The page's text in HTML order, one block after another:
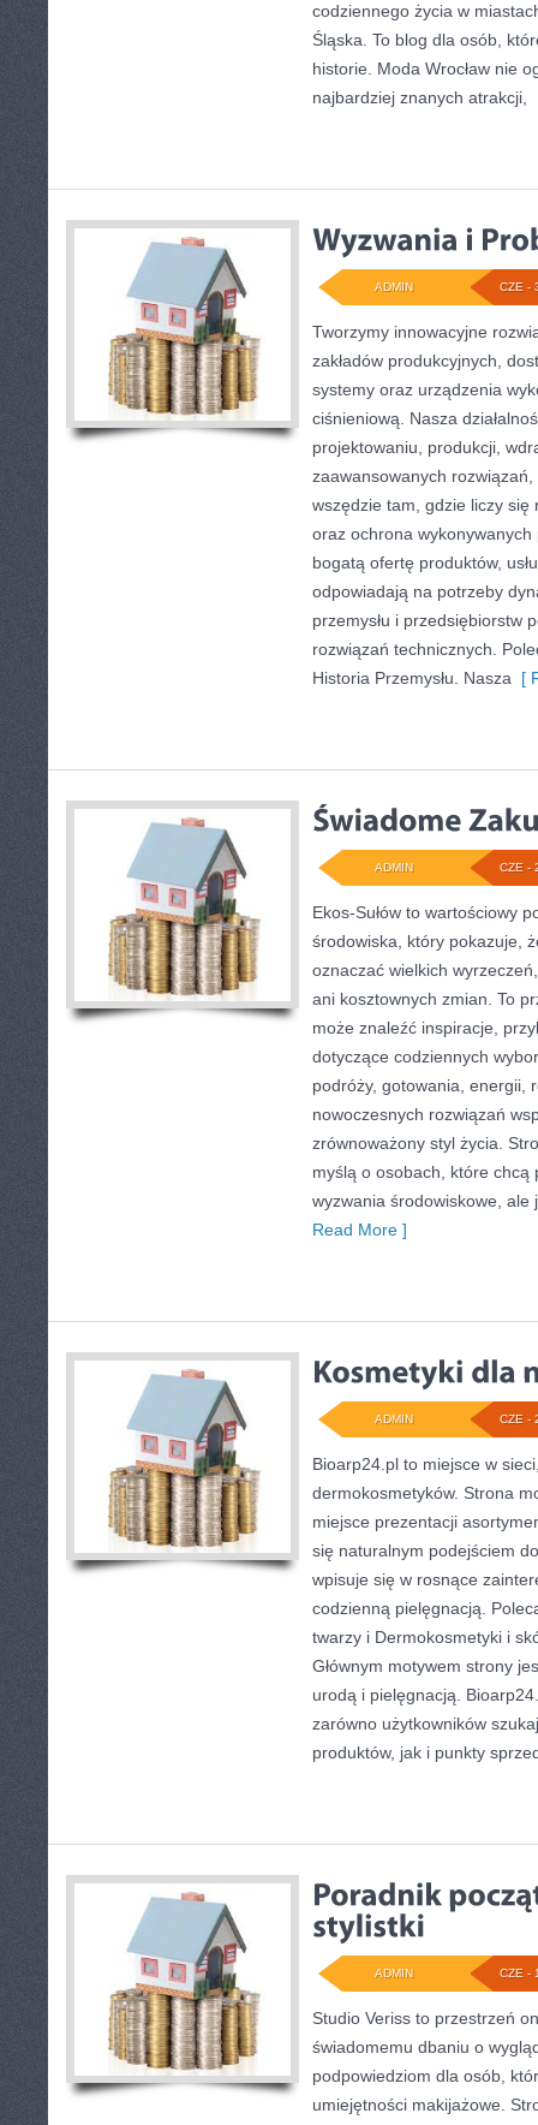
codziennego życia w
Śląska. To blog dla osób,
historie. Moda Wrocław nie
najbardziej znanych atrakcji,
CZE -
ADMIN
Tworzymy innowacyjne
zakładów produkcyjnych,
systemy oraz urządzenia
ciśnieniową. Nasza
projektowaniu, produkcji,
zaawansowanych
wszędzie tam, gdzie liczy się
oraz ochrona
bogatą ofertę produktów,
odpowiadają na potrzeby
przemysłu i przedsiębiorstw
rozwiązań technicznych.
Historia Przemysłu. Nasza [
CZE -
ADMIN
Ekos-Sułów to wartościowy
środowiska, który pokazuje,
oznaczać wielkich
ani kosztownych zmian. To
może znaleźć inspiracje,
dotyczące codziennych
podróży, gotowania, energii,
nowoczesnych rozwiązań
zrównoważony styl życia.
myślą o osobach, które chcą
wyzwania środowiskowe, ale
Read More ]
CZE -
ADMIN
Bioarp24.pl to miejsce w
dermokosmetyków. Strona
miejsce prezentacji
się naturalnym podejściem
wpisuje się w rosnące
codzienną pielęgnacją.
twarzy i Dermokosmetyki i
Głównym motywem strony
urodą i pielęgnacją.
zarówno użytkowników
produktów, jak i punkty
CZE -
ADMIN
Studio Veriss to przestrzeń
świadomemu dbaniu o
podpowiedziom dla osób,
umiejętności makijażowe.